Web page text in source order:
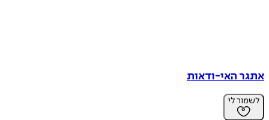
אתגר האי-ודאות
לשמור לי